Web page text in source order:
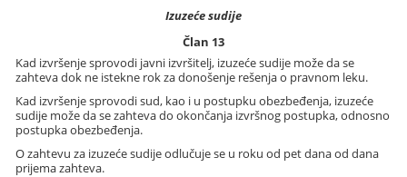
Izuzeće sudije
Član 13
Kad izvršenje sprovodi javni izvršitelj, izuzeće sudije može da se
zahteva dok ne istekne rok za donošenje rešenja o pravnom leku.
Kad izvršenje sprovodi sud, kao i u postupku obezbeđenja, izuzeće
sudije može da se zahteva do okončanja izvršnog postupka, odnosno
postupka obezbeđenja.
O zahtevu za izuzeće sudije odlučuje se u roku od pet dana od dana
prijema zahteva.